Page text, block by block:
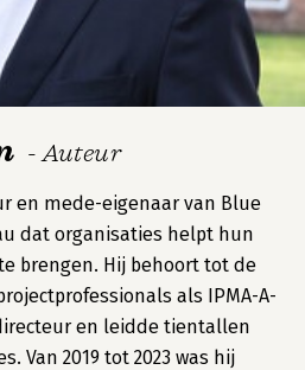
- Auteur
en mede-eigenaar van Blue
dat organisaties helpt hun
brengen. Hij behoort tot de
als IPMA-A-
en leidde tientallen
Van 2019 tot 2023 was hij